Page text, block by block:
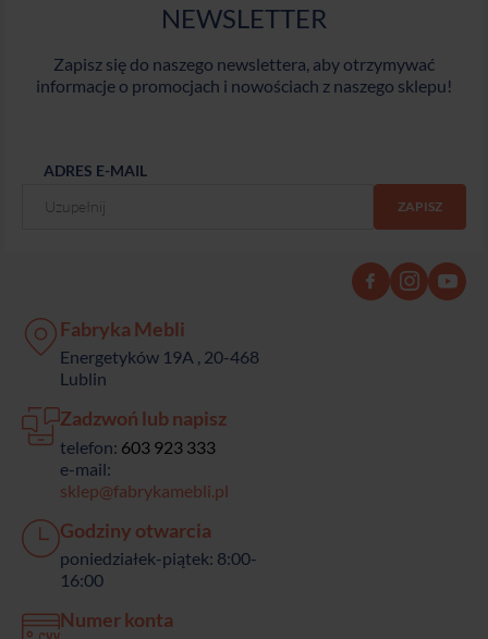
NEWSLETTER
Zapisz się do naszego newslettera, aby otrzymywać
informacje o promocjach i nowościach z naszego sklepu!
ADRES E-MAIL
Fabryka Mebli
Energetyków 19A , 20-468
Lublin
Zadzwoń lub napisz
telefon: 603 923 333
e-mail:
sklep@fabrykamebli.pl
Godziny otwarcia
poniedziałek-piątek: 8:00-
16:00
Numer konta